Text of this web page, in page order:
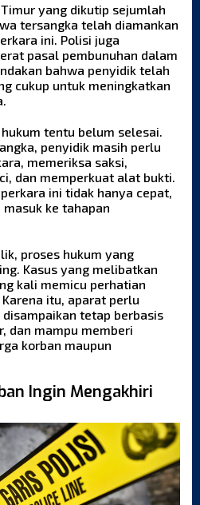
yang dikutip sejumlah
tersangka telah diamankan
ini. Polisi juga
pasal pembunuhan dalam
bahwa penyidik telah
cukup untuk meningkatkan
tentu belum selesai.
penyidik masih perlu
memeriksa saksi,
dan memperkuat alat bukti.
ini tidak hanya cepat,
ke tahapan
proses hukum yang
Kasus yang melibatkan
kali memicu perhatian
itu, aparat perlu
tetap berbasis
dan mampu memberi
korban maupun
Ingin Mengakhiri